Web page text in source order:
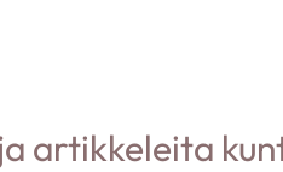
artikkeleita